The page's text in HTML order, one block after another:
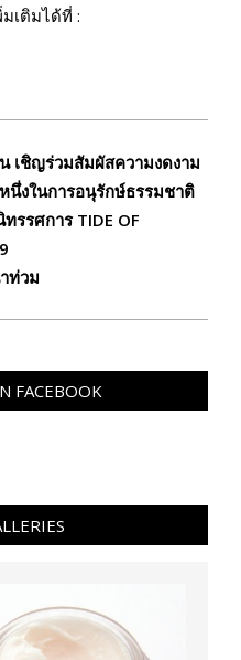
เติมได้ที่ :
เชิญร่วมสัมผัสความงดงาม
นึ่งในการอนุรักษ์ธรรมชาติ
รรศการ TIDE OF
ท่วม
FACEBOOK